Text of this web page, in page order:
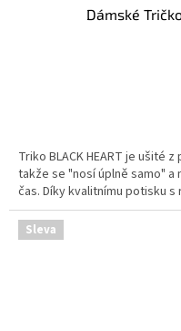
Dámské
Triko BLACK HEART je ušité
takže se "nosí úplně samo"
čas. Díky kvalitnímu potisku s
Sleva